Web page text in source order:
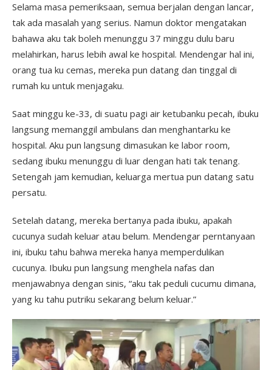
Selama masa pemeriksaan, semua berjalan dengan lancar,
tak ada masalah yang serius. Namun doktor mengatakan
bahawa aku tak boleh menunggu 37 minggu dulu baru
melahirkan, harus lebih awal ke hospital. Mendengar hal ini,
orang tua ku cemas, mereka pun datang dan tinggal di
rumah ku untuk menjagaku.
Saat minggu ke-33, di suatu pagi air ketubanku pecah, ibuku
langsung memanggil ambulans dan menghantarku ke
hospital. Aku pun langsung dimasukan ke labor room,
sedang ibuku menunggu di luar dengan hati tak tenang.
Setengah jam kemudian, keluarga mertua pun datang satu
persatu.
Setelah datang, mereka bertanya pada ibuku, apakah
cucunya sudah keluar atau belum. Mendengar perntanyaan
ini, ibuku tahu bahwa mereka hanya memperdulikan
cucunya. Ibuku pun langsung menghela nafas dan
menjawabnya dengan sinis, “aku tak peduli cucumu dimana,
yang ku tahu putriku sekarang belum keluar.”